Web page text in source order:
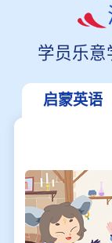
学员乐意
启蒙英语